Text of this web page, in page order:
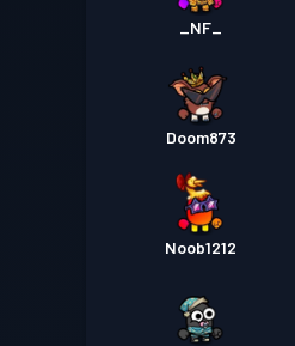
_NF_
Doom873
Noob1212